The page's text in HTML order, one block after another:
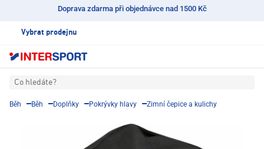
Doprava zdarma při objednávce nad 1500 Kč
Vybrat prodejnu
Co hledáte?
Běh Běh Doplňky Pokrývky hlavy Zimní čepice a kulichy